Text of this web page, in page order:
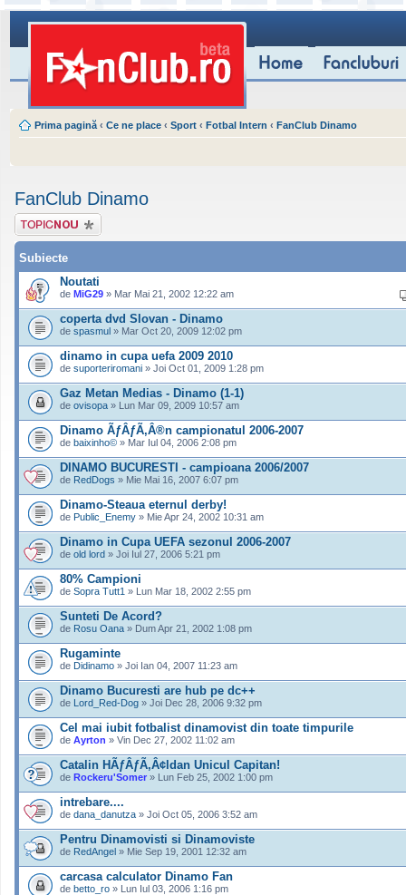
Prima pagină ‹ Ce ne place ‹ Sport ‹ Fotbal Intern ‹ FanClub Dinamo
FanClub Dinamo
Scrie un subiect
nou
Subiecte
Noutati
de MiG29 » Mar Mai 21, 2002 12:22 am
coperta dvd Slovan - Dinamo
de spasmul » Mar Oct 20, 2009 12:02 pm
dinamo in cupa uefa 2009 2010
de suporteriromani » Joi Oct 01, 2009 1:28 pm
Gaz Metan Medias - Dinamo (1-1)
de ovisopa » Lun Mar 09, 2009 10:57 am
Dinamo ÃƒÂƒÃ‚Â®n campionatul 2006-2007
de baixinho© » Mar Iul 04, 2006 2:08 pm
DINAMO BUCURESTI - campioana 2006/2007
de RedDogs » Mie Mai 16, 2007 6:07 pm
Dinamo-Steaua eternul derby!
de Public_Enemy » Mie Apr 24, 2002 10:31 am
Dinamo in Cupa UEFA sezonul 2006-2007
de old lord » Joi Iul 27, 2006 5:21 pm
80% Campioni
de Sopra Tutt1 » Lun Mar 18, 2002 2:55 pm
Sunteti De Acord?
de Rosu Oana » Dum Apr 21, 2002 1:08 pm
Rugaminte
de Didinamo » Joi Ian 04, 2007 11:23 am
Dinamo Bucuresti are hub pe dc++
de Lord_Red-Dog » Joi Dec 28, 2006 9:32 pm
Cel mai iubit fotbalist dinamovist din toate timpurile
de Ayrton » Vin Dec 27, 2002 11:02 am
Catalin HÃƒÂƒÃ‚Â¢ldan Unicul Capitan!
de Rockeru'Somer » Lun Feb 25, 2002 1:00 pm
intrebare....
de dana_danutza » Joi Oct 05, 2006 3:52 am
Pentru Dinamovisti si Dinamoviste
de RedAngel » Mie Sep 19, 2001 12:32 am
carcasa calculator Dinamo Fan
de betto_ro » Lun Iul 03, 2006 1:16 pm